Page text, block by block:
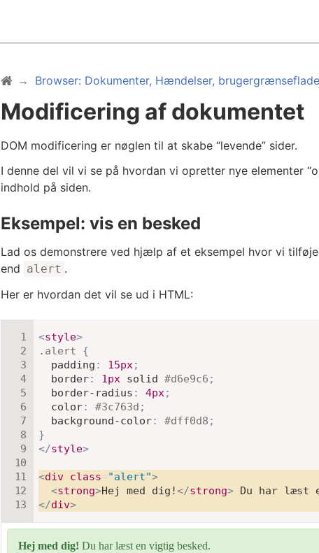
Browser: Dokumenter, Hændelser,
Modificering af dokumentet
DOM modificering er nøglen til at skabe “levende” sider.
I denne del vil vi se på hvordan vi opretter nye elementer
indhold på siden.
Eksempel: vis en besked
Lad os demonstrere ved hjælp af et eksempel hvor vi
end alert .
Her er hvordan det vil se ud i HTML:
<style>
.alert
{
padding : 15px;
border: 1px solid #d6e9c6 ;
border-radius : 4px;
color: #3c763d ;
background-color: #dff0d8 ;
}
</style>
<div class="alert">
<strong>Hej med dig!</strong>
</div>